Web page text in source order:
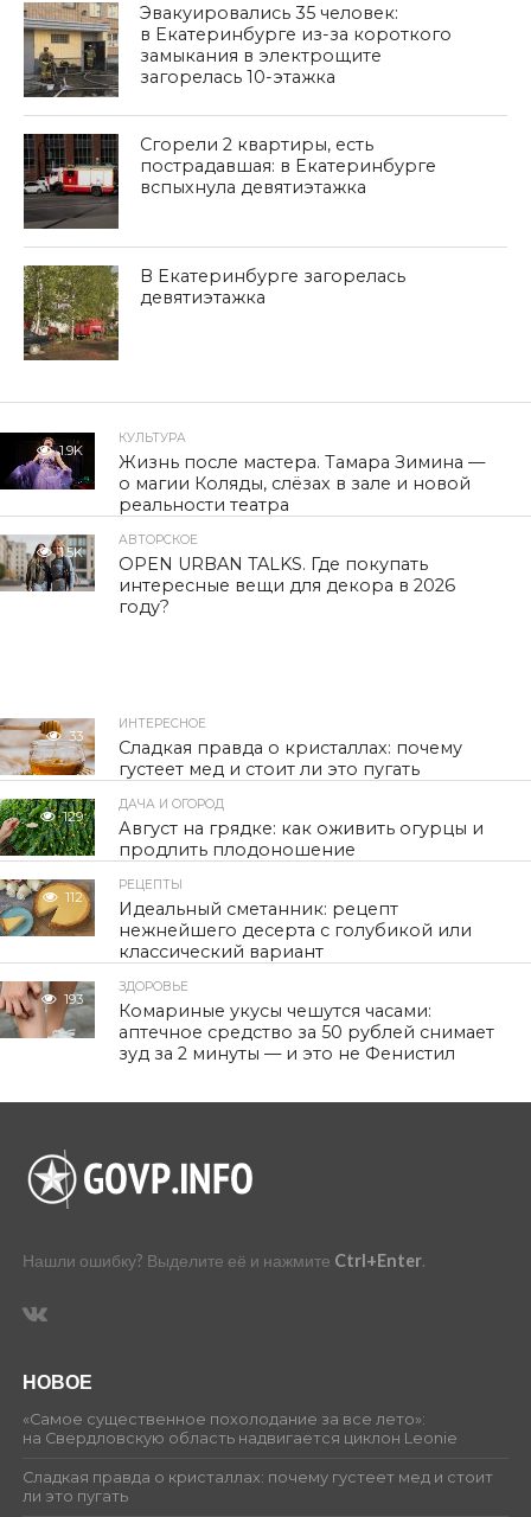
Эвакуировались 35 человек:
в Екатеринбурге из-за короткого
замыкания в электрощите
загорелась 10-этажка
Сгорели 2 квартиры, есть
пострадавшая: в Екатеринбурге
вспыхнула девятиэтажка
В Екатеринбурге загорелась
девятиэтажка
1.9K
КУЛЬТУРА
Жизнь после мастера. Тамара Зимина —
о магии Коляды, слёзах в зале и новой
реальности театра
1.5K
АВТОРСКОЕ
OPEN URBAN TALKS. Где покупать
интересные вещи для декора в 2026
году?
33
ИНТЕРЕСНОЕ
Сладкая правда о кристаллах: почему
густеет мед и стоит ли это пугать
129
ДАЧА И ОГОРОД
Август на грядке: как оживить огурцы и
продлить плодоношение
112
РЕЦЕПТЫ
Идеальный сметанник: рецепт
нежнейшего десерта с голубикой или
классический вариант
193
ЗДОРОВЬЕ
Комариные укусы чешутся часами:
аптечное средство за 50 рублей снимает
зуд за 2 минуты — и это не Фенистил
Нашли ошибку? Выделите её и нажмите Ctrl+Enter.
НОВОЕ
«Самое существенное похолодание за все лето»:
на Свердловскую область надвигается циклон Leonie
Сладкая правда о кристаллах: почему густеет мед и стоит
ли это пугать